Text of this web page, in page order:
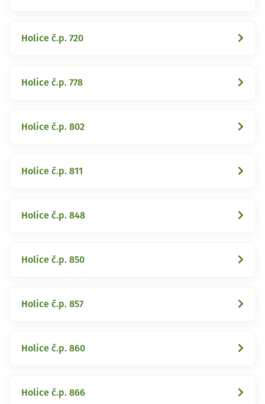
Holice č.p. 720
Holice č.p. 778
Holice č.p. 802
Holice č.p. 811
Holice č.p. 848
Holice č.p. 850
Holice č.p. 857
Holice č.p. 860
Holice č.p. 866